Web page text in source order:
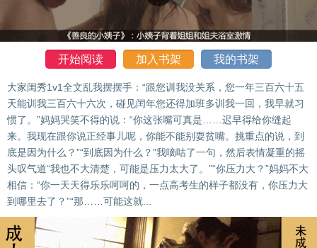
开始阅读 加入书架 我的书架
大家闺秀1v1全文乱我摆摆手：“跟您训我没关系，您一年三百六十五
天能训我三百六十六次，碰见闰年您还得加班多训我一回，我早就习
惯了。”妈妈哭笑不得的说：“你这张嘴可真是……迟早得给你缝起
来。我现在跟你说正经事儿呢，你能不能别耍贫嘴。挑重点的说，到
底是因为什么？”“到底因为什么？”我嘀咕了一句，然后表情凝重的摇
头叹气道“我也不大清楚，可能是压力太大了。”“你压力大？”妈妈不大
相信：“你一天天得乐乐呵呵的，一点高考生的样子都没有，你压力大
到哪里去了？”“那……可能这就...